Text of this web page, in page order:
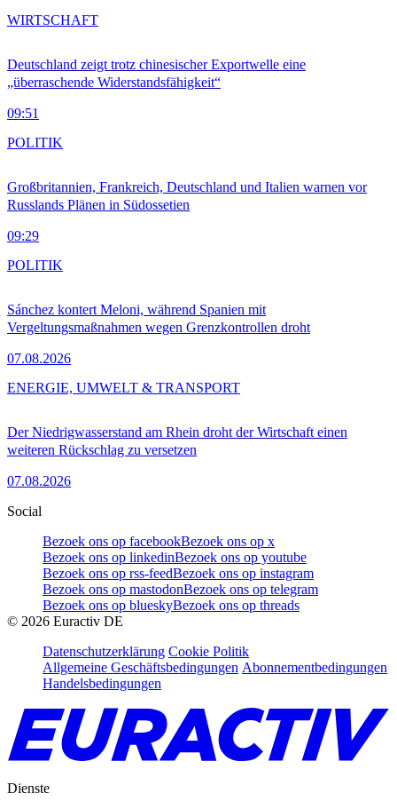
Deutschland zeigt trotz chinesischer Exportwelle eine
„überraschende Widerstandsfähigkeit“
09:51
WIRTSCHAFT
Großbritannien, Frankreich, Deutschland und Italien warnen vor
Russlands Plänen in Südossetien
09:29
POLITIK
Sánchez kontert Meloni, während Spanien mit
Vergeltungsmaßnahmen wegen Grenzkontrollen droht
07.08.2026
POLITIK
Der Niedrigwasserstand am Rhein droht der Wirtschaft einen
weiteren Rückschlag zu versetzen
07.08.2026
ENERGIE, UMWELT & TRANSPORT
Social
Bezoek ons op facebookBezoek ons op x
Bezoek ons op linkedinBezoek ons op youtube
Bezoek ons op rss-feedBezoek ons op instagram
Bezoek ons op mastodonBezoek ons op telegram
Bezoek ons op blueskyBezoek ons op threads
© 2026 Euractiv DE
Datenschutzerklärung Cookie Politik
Allgemeine Geschäftsbedingungen Abonnementbedingungen
Handelsbedingungen
Dienste